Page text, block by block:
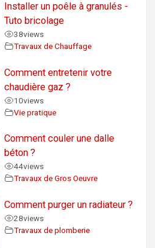
Installer un poêle à granulés -
Tuto bricolage
38views
Travaux de Chauffage
Comment entretenir votre
chaudière gaz ?
10views
Vie pratique
Comment couler une dalle
béton ?
44views
Travaux de Gros Oeuvre
Comment purger un radiateur ?
28views
Travaux de plomberie